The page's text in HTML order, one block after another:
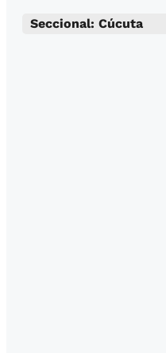
Seccional: Cúcuta